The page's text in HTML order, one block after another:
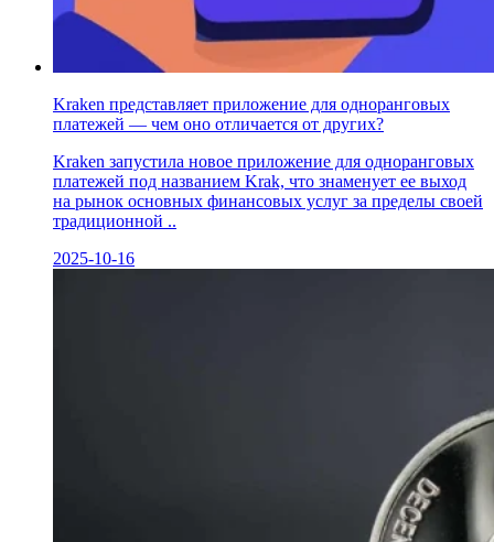
Kraken представляет приложение для одноранговых
платежей — чем оно отличается от других?
Kraken запустила новое приложение для одноранговых
платежей под названием Krak, что знаменует ее выход
на рынок основных финансовых услуг за пределы своей
традиционной ..
2025-10-16